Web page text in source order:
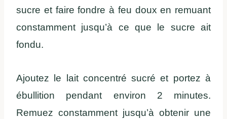
sucre et faire fondre à feu doux en remuant
constamment jusqu’à ce que le sucre ait
fondu.
Ajoutez le lait concentré sucré et portez à
ébullition pendant environ 2 minutes.
Remuez constamment jusqu’à obtenir une